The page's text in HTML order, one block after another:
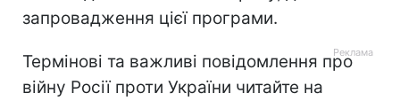
запровадження цієї програми.
Термінові та важливі повідомлення про
війну Росії проти України читайте на